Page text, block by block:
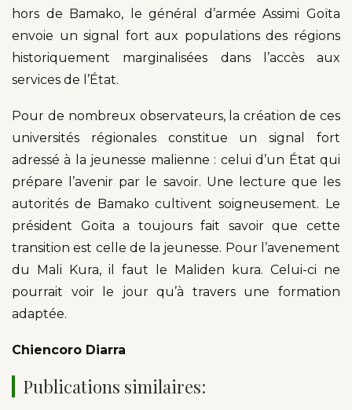
hors de Bamako, le général d’armée Assimi Goïta
envoie un signal fort aux populations des régions
historiquement marginalisées dans l’accès aux
services de l’État.
Pour de nombreux observateurs, la création de ces
universités régionales constitue un signal fort
adressé à la jeunesse malienne : celui d’un État qui
prépare l’avenir par le savoir. Une lecture que les
autorités de Bamako cultivent soigneusement. Le
président Goïta a toujours fait savoir que cette
transition est celle de la jeunesse. Pour l’avenement
du Mali Kura, il faut le Maliden kura. Celui-ci ne
pourrait voir le jour qu’à travers une formation
adaptée.
Chiencoro Diarra
Publications similaires: